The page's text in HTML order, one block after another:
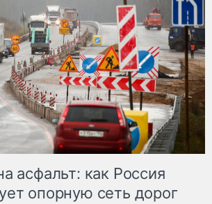
асфальт: как Россия
опорную сеть дорог